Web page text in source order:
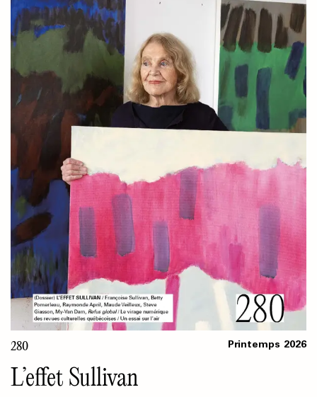
280 Printemps 2026
L’effet Sullivan